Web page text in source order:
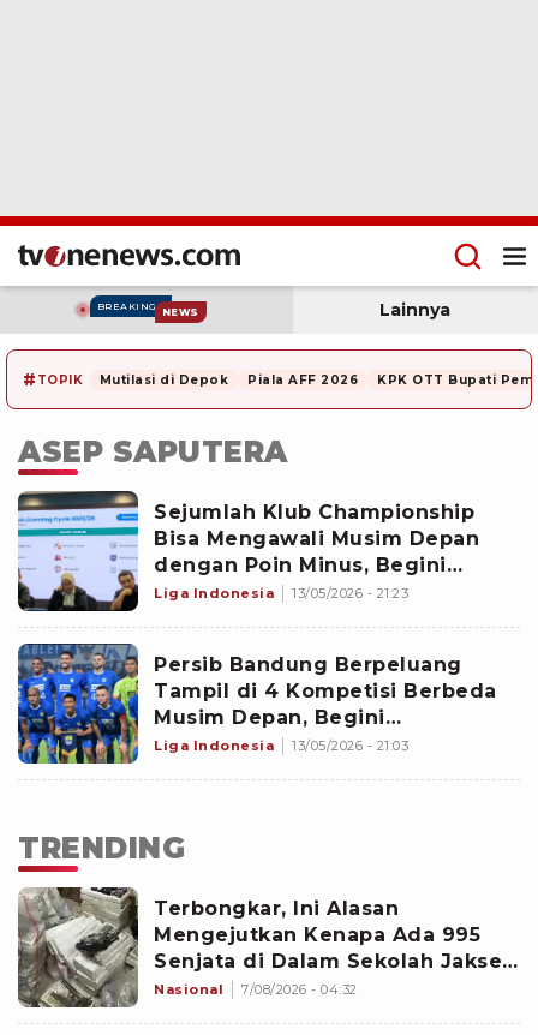
BREAKING NEWS Lainnya
# TOPIK Mutilasi di Depok Piala AFF 2026 KPK OTT Bupati
ASEP SAPUTERA
Sejumlah Klub Championship
Bisa Mengawali Musim Depan
dengan Poin Minus, Begini
Pemaparan I.League
Liga Indonesia 13/05/2026 - 21:23
Persib Bandung Berpeluang
Tampil di 4 Kompetisi Berbeda
Musim Depan, Begini
Skenarionya
Liga Indonesia 13/05/2026 - 21:03
TRENDING
Terbongkar, Ini Alasan
Mengejutkan Kenapa Ada 995
Senjata di Dalam Sekolah Jaksel
Sejak 2020
Nasional 7/08/2026 - 04:32